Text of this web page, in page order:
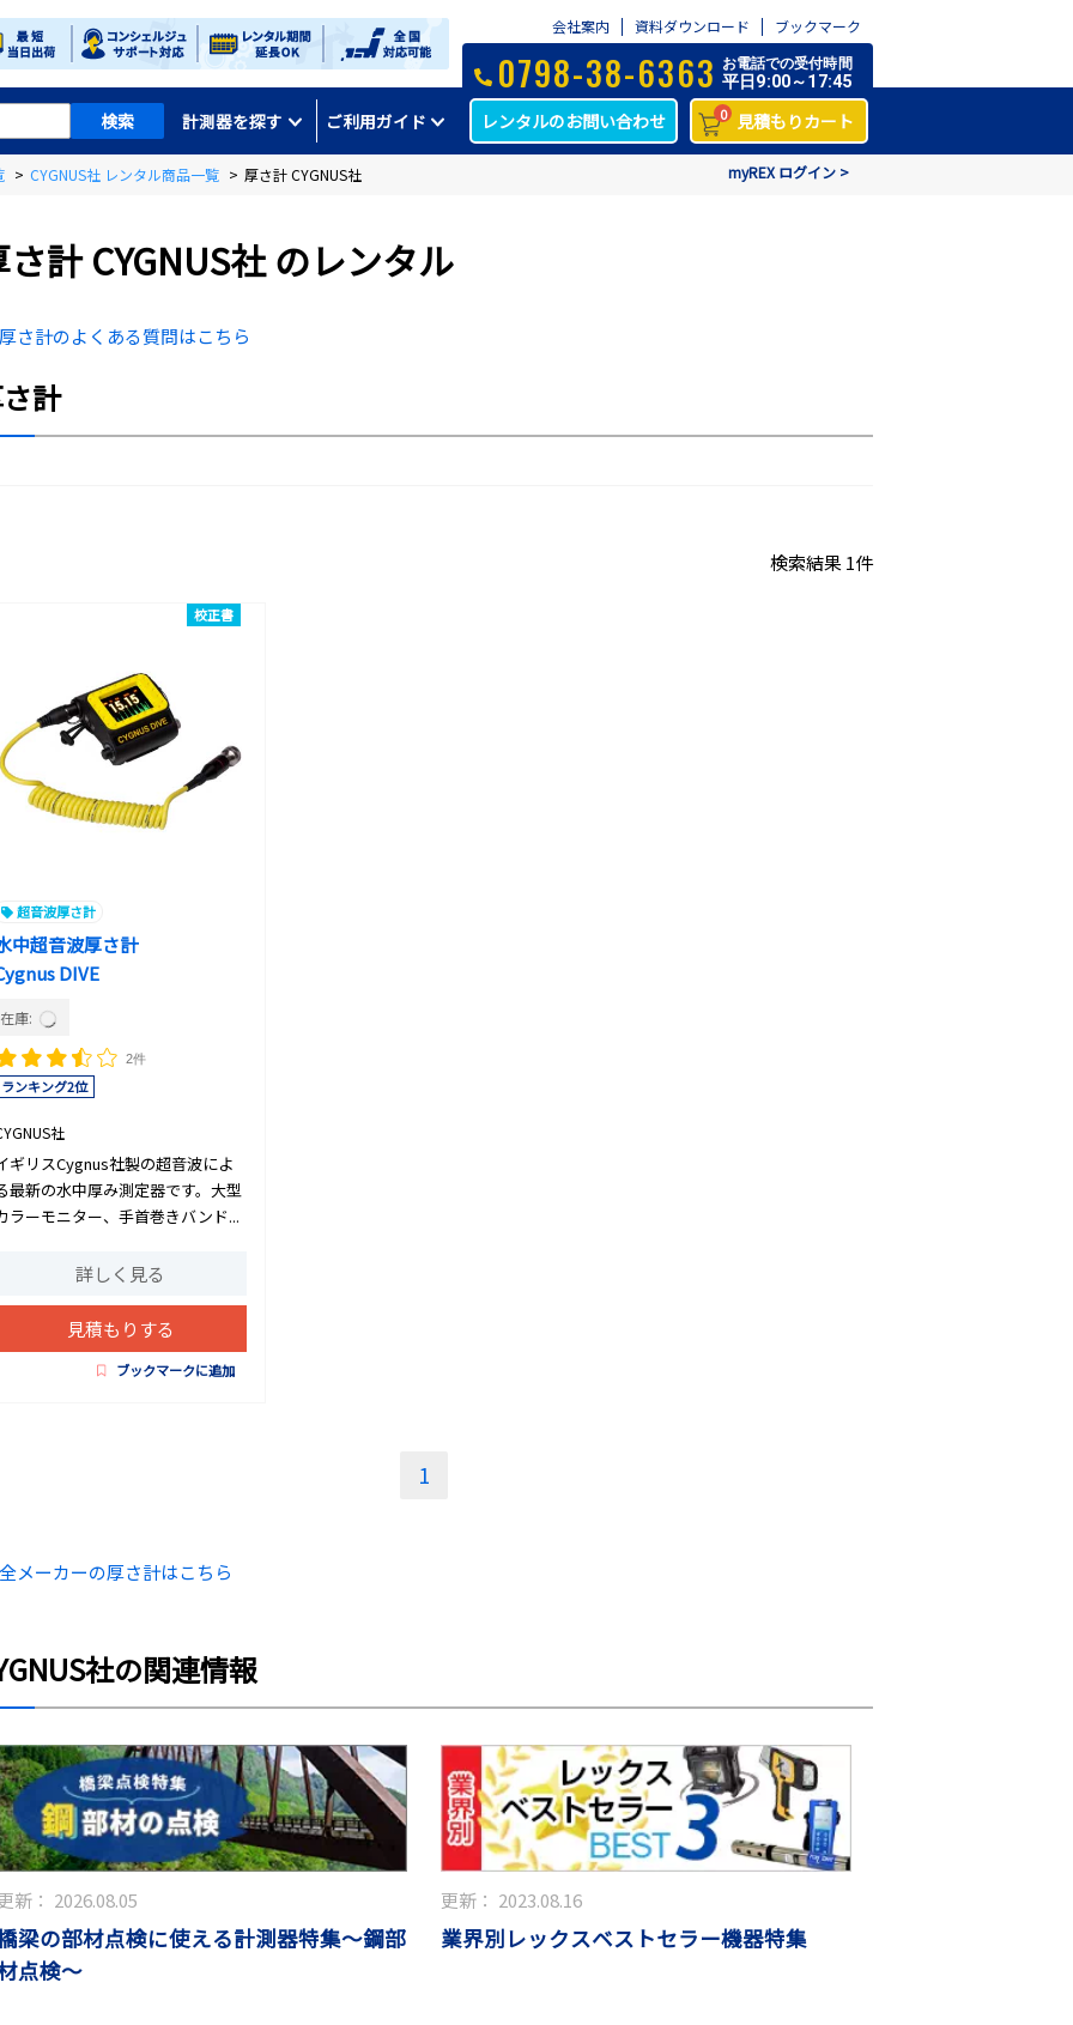
会社案内 資料ダウンロード ブックマーク
計測器を探す ご利用ガイド
0798-38-6363 お電話での受付時間
平日9:00～17:45
レンタルのお問い合わせ 0 見積もりカート
myREX ログイン >
> CYGNUS社 レンタル商品一覧 > 厚さ計 CYGNUS社
計 CYGNUS社 のレンタル
厚さ計のよくある質問はこちら
計
検索結果 1件
校正書
超音波厚さ計
中超音波厚さ計
DIVE
在庫:
2件
ランキング2位
社
ギリスCygnus社製の超音波によ
最新の水中厚み測定器です。大型
ラーモニター、手首巻きバンド...
詳しく見る
見積もりする
ブックマークに追加
1
全メーカーの厚さ計はこちら
社の関連情報
新： 2026.08.05
梁の部材点検に使える計測器特集～鋼部
点検～
更新： 2023.08.16
業界別レックスベストセラー機器特集